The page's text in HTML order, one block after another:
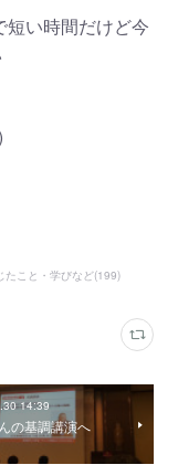
い時間だけど今
たこと・学びなど(199)
14:39
の基調講演へ